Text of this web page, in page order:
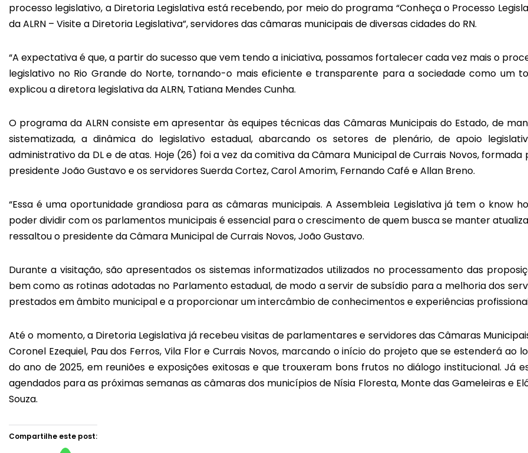
processo legislativo, a Diretoria Legislativa está recebendo, por meio do programa “Conheça o Processo
da ALRN – Visite a Diretoria Legislativa”, servidores das câmaras municipais de diversas cidades do RN.
“A expectativa é que, a partir do sucesso que vem tendo a iniciativa, possamos fortalecer cada vez mais o
legislativo no Rio Grande do Norte, tornando-o mais eficiente e transparente para a sociedade como um
explicou a diretora legislativa da ALRN, Tatiana Mendes Cunha.
O programa da ALRN consiste em apresentar às equipes técnicas das Câmaras Municipais do Estado, de
sistematizada, a dinâmica do legislativo estadual, abarcando os setores de plenário, de apoio
administrativo da DL e de atas. Hoje (26) foi a vez da comitiva da Câmara Municipal de Currais Novos, formada
presidente João Gustavo e os servidores Suerda Cortez, Carol Amorim, Fernando Café e Allan Breno.
“Essa é uma oportunidade grandiosa para as câmaras municipais. A Assembleia Legislativa já tem o know
poder dividir com os parlamentos municipais é essencial para o crescimento de quem busca se manter
ressaltou o presidente da Câmara Municipal de Currais Novos, João Gustavo.
Durante a visitação, são apresentados os sistemas informatizados utilizados no processamento das
bem como as rotinas adotadas no Parlamento estadual, de modo a servir de subsídio para a melhoria dos
prestados em âmbito municipal e a proporcionar um intercâmbio de conhecimentos e experiências
Até o momento, a Diretoria Legislativa já recebeu visitas de parlamentares e servidores das Câmaras
Coronel Ezequiel, Pau dos Ferros, Vila Flor e Currais Novos, marcando o início do projeto que se estenderá ao
do ano de 2025, em reuniões e exposições exitosas e que trouxeram bons frutos no diálogo institucional. Já
agendados para as próximas semanas as câmaras dos municípios de Nísia Floresta, Monte das Gameleiras e
Souza.
Compartilhe este post: